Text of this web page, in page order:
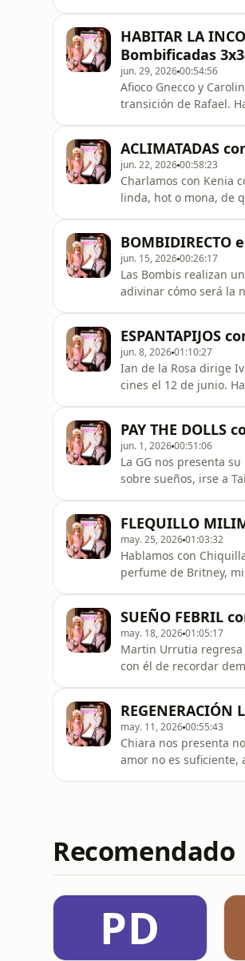
HABITAR LA
Bombificadas
jun. 29, 202600:54:56
Afioco Gnecco y
transición de Rafael.
ACLIMATADAS
jun. 22, 202600:58:23
Charlamos con Kenia
linda, hot o mona, de
BOMBIDIRECTO
jun. 15, 202600:26:17
Las Bombis realizan
adivinar cómo será la
ESPANTAPIJOS
jun. 8, 202601:10:27
Ian de la Rosa dirige
cines el 12 de junio.
PAY THE DOLLS
jun. 1, 202600:51:06
La GG nos presenta
sobre sueños, irse a
FLEQUILLO
may. 25, 202601:03:32
Hablamos con
perfume de Britney,
SUEÑO FEBRIL
may. 18, 202601:05:17
Martin Urrutia regresa
con él de recordar
porque la verdad es
REGENERACIÓN
may. 11, 202600:55:43
Chiara nos presenta
amor no es
Recomendado
PD